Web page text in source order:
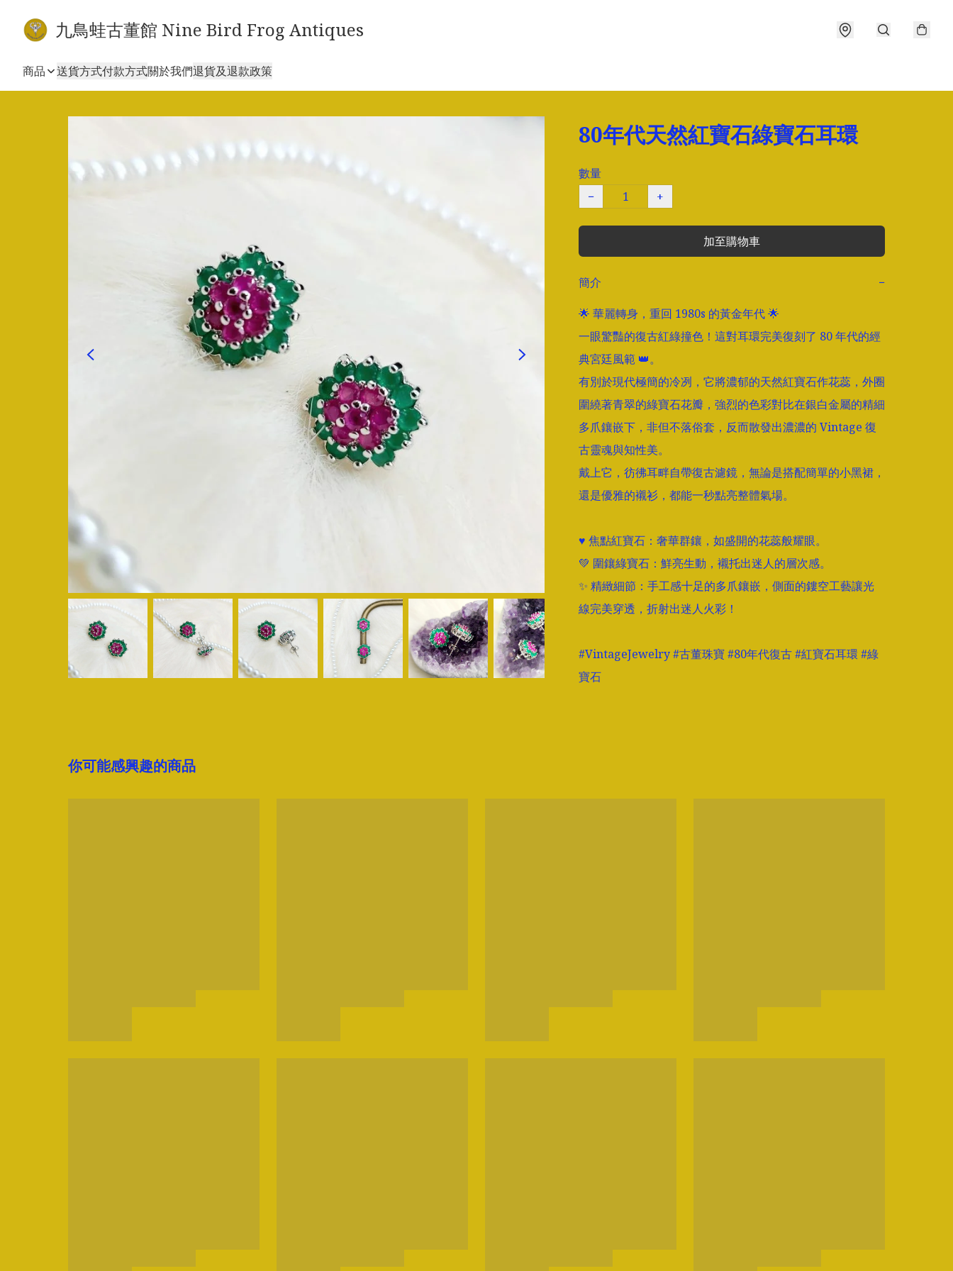
九鳥蛙古董館 Nine Bird Frog Antiques
商品 送貨方式付款方式關於我們退貨及退款政策
80年代天然紅寶石綠寶石耳環
數量
−
+
加至購物車
簡介
−
🌟 華麗轉身，重回 1980s 的黃金年代 🌟
一眼驚豔的復古紅綠撞色！這對耳環完美復刻了 80 年代的經
典宮廷風範 👑。
有別於現代極簡的冷冽，它將濃郁的天然紅寶石作花蕊，外圈
圍繞著青翠的綠寶石花瓣，強烈的色彩對比在銀白金屬的精細
多爪鑲嵌下，非但不落俗套，反而散發出濃濃的 Vintage 復
古靈魂與知性美。
戴上它，彷彿耳畔自帶復古濾鏡，無論是搭配簡單的小黑裙，
還是優雅的襯衫，都能一秒點亮整體氣場。
♥️ 焦點紅寶石：奢華群鑲，如盛開的花蕊般耀眼。
💚 圍鑲綠寶石：鮮亮生動，襯托出迷人的層次感。
✨ 精緻細節：手工感十足的多爪鑲嵌，側面的鏤空工藝讓光
線完美穿透，折射出迷人火彩！
#VintageJewelry #古董珠寶 #80年代復古 #紅寶石耳環 #綠
寶石
你可能感興趣的商品